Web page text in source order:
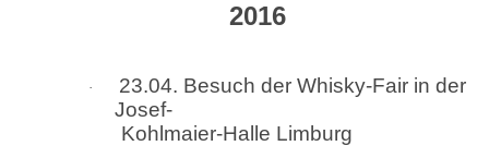
2016
·
23.04. Besuch der Whisky-Fair in der
Josef-
Kohlmaier-Halle Limburg